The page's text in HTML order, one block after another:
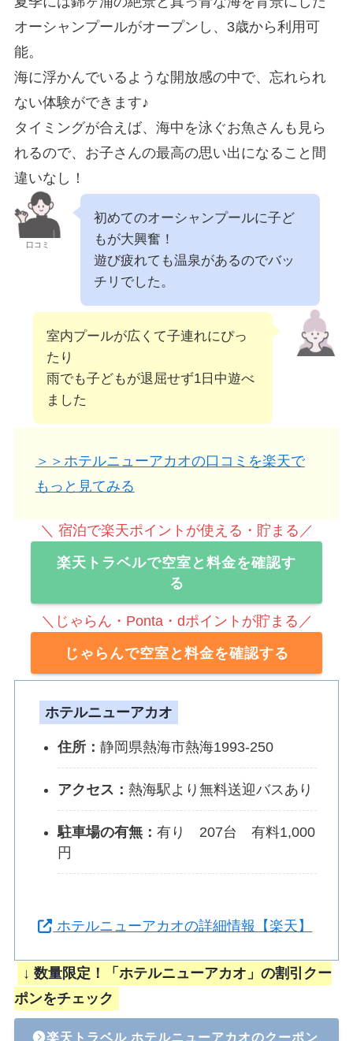
オーシャンプールがオープンし、3歳から利用可
能。
海に浮かんでいるような開放感の中で、忘れられ
ない体験ができます♪
タイミングが合えば、海中を泳ぐお魚さんも見ら
れるので、お子さんの最高の思い出になること間
違いなし！
口コミ
初めてのオーシャンプールに子ど
もが大興奮！
遊び疲れても温泉があるのでバッ
チリでした。
室内プールが広くて子連れにぴっ
たり
雨でも子どもが退屈せず1日中遊べ
ました
＞＞ホテルニューアカオの口コミを楽天で
もっと見てみる
＼ 宿泊で楽天ポイントが使える・貯まる／
楽天トラベルで空室と料金を確認す
る
＼じゃらん・Ponta・dポイントが貯まる／
じゃらんで空室と料金を確認する
ホテルニューアカオ
住所： 静岡県熱海市熱海1993-250
アクセス： 熱海駅より無料送迎バスあり
駐車場の有無： 有り 207台 有料1,000
円
ホテルニューアカオの詳細情報【楽天】
↓ 数量限定！「ホテルニューアカオ」の割引クー
ポンをチェック
楽天トラベル ホテルニューアカオのクーポン